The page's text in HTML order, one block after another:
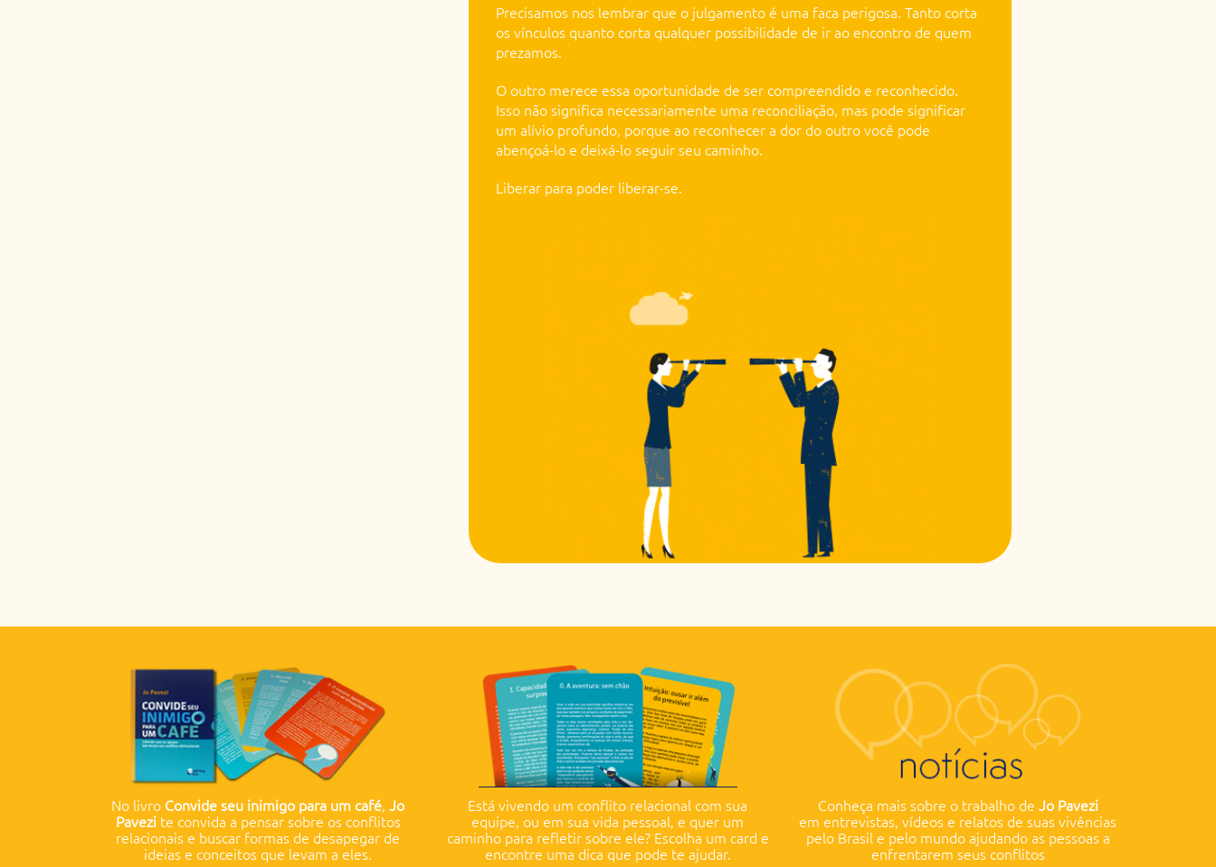
Precisamos nos lembrar que o julgamento é uma faca perigosa. Tanto corta
os vínculos quanto corta qualquer possibilidade de ir ao encontro de quem
prezamos.
O outro merece essa oportunidade de ser compreendido e reconhecido.
Isso não significa necessariamente uma reconciliação, mas pode significar
um alívio profundo, porque ao reconhecer a dor do outro você pode
abençoá-lo e deixá-lo seguir seu caminho.
Liberar para poder liberar-se.
No livro Convide seu inimigo para um café,Jo
Pavezite convida a pensar sobre os conflitos
relacionais e buscar formas de desapegar de
ideias e conceitos que levam a eles.
Está vivendo um conflito relacional com sua
equipe, ou em sua vida pessoal, e quer um
caminho para refletir sobre ele? Escolha um card e
encontre uma dica que pode te ajudar.
Conheça mais sobre o trabalho de Jo Pavezi
em entrevistas, vídeos e relatos de suas vivências
pelo Brasil e pelo mundo ajudando as pessoas a
enfrentarem seus conflitos